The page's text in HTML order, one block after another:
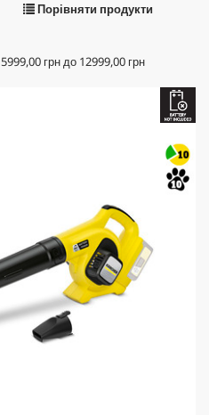
Порівняти продукти
5999,00 грндо 12999,00 грн